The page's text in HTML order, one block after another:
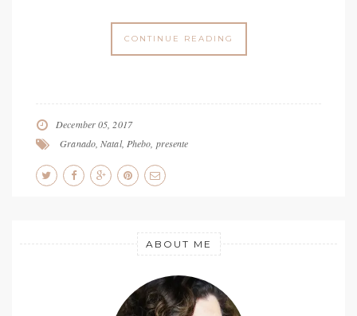
CONTINUE READING
December 05, 2017
Granado,Natal, Phebo presente
ABOUT ME